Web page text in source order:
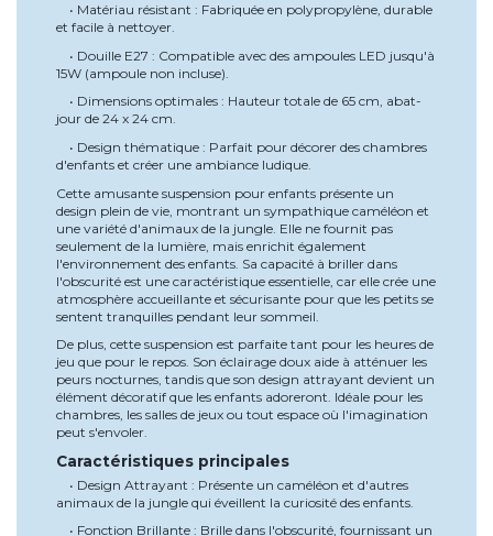
• Matériau résistant : Fabriquée en polypropylène, durable
et facile à nettoyer.
• Douille E27 : Compatible avec des ampoules LED jusqu'à
15W (ampoule non incluse).
• Dimensions optimales : Hauteur totale de 65 cm, abat-
jour de 24 x 24 cm.
• Design thématique : Parfait pour décorer des chambres
d'enfants et créer une ambiance ludique.
Cette amusante suspension pour enfants présente un
design plein de vie, montrant un sympathique caméléon et
une variété d'animaux de la jungle. Elle ne fournit pas
seulement de la lumière, mais enrichit également
l'environnement des enfants. Sa capacité à briller dans
l'obscurité est une caractéristique essentielle, car elle crée une
atmosphère accueillante et sécurisante pour que les petits se
sentent tranquilles pendant leur sommeil.
De plus, cette suspension est parfaite tant pour les heures de
jeu que pour le repos. Son éclairage doux aide à atténuer les
peurs nocturnes, tandis que son design attrayant devient un
élément décoratif que les enfants adoreront. Idéale pour les
chambres, les salles de jeux ou tout espace où l'imagination
peut s'envoler.
Caractéristiques principales
• Design Attrayant : Présente un caméléon et d'autres
animaux de la jungle qui éveillent la curiosité des enfants.
• Fonction Brillante : Brille dans l'obscurité, fournissant un